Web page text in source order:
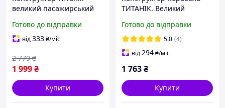
великий пасажирський
колекційна модель для
складання 3688 деталей
Готово до відправки
від333₴/міс
1 999₴
2 779 ₴
Купити
ТИТАНІК. Великий
хлопчиків 1012 деталей
SLUBAN M38-B0577
Готово до відправки
5.0 (4)
від294₴/міс
1 763₴
Купити